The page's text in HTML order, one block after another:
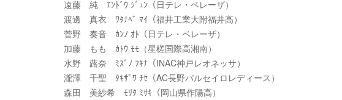
遠藤 純 ｴﾝﾄﾞｳ ｼﾞｭﾝ（日テレ・ベレーザ）
渡邊 真衣 ﾜﾀﾅﾍﾞ ﾏｲ（福井工業大附福井高）
菅野 奏音 ｶﾝﾉ ｵﾄ（日テレ・ベレーザ）
加藤 もも ｶﾄｳ ﾓﾓ（星槎国際高湘南）
水野 蕗奈 ﾐｽﾞﾉ ﾌｷﾅ（INAC神戸レオネッサ）
瀧澤 千聖 ﾀｷｻﾞﾜ ﾁｾ（AC長野パルセイロレディース）
森田 美紗希 ﾓﾘﾀ ﾐｻｷ（岡山県作陽高）